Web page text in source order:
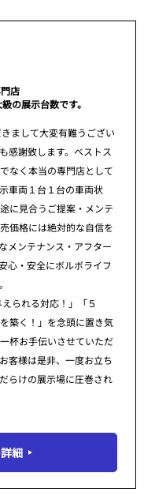
店
の展示台数です。
まして大変有難うござい
感謝致します。ベストス
なく本当の専門店として
車両１台１台の車両状
に見合うご提案・メンテ
価格には絶対的な自信を
メンテナンス・アフター
心・安全にボルボライフ
られる対応！」「５
築く！」を念頭に置き気
杯お手伝いさせていただ
客様は是非、一度お立ち
らけの展示場に圧巻され
細